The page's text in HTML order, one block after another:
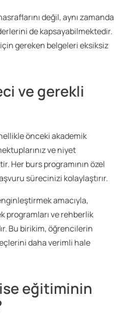
değil, aynı zamanda
de kapsayabilmektedir.
gereken belgeleri eksiksiz
ve gerekli
önceki akademik
ve niyet
Her burs programının özel
sürecinizi kolaylaştırır.
amacıyla,
programları ve rehberlik
Bu birikim, öğrencilerin
daha verimli hale
eğitiminin